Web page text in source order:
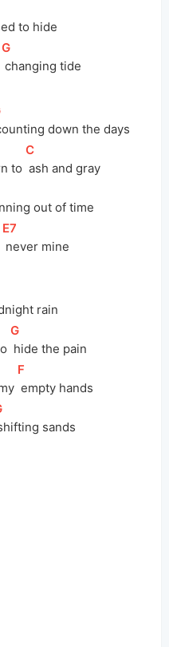
to hide
[
G
changing tide
down the days
to
[
C
ash and gray
out of time
[E7
never mine
rain
[
G
hide the pain
[F
empty hands
sands